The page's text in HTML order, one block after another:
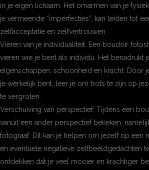
in je eigen lichaam. Het omarmen van je
je vermeende “imperfecties”, kan leiden tot
zelfacceptatie en zelfvertrouwen.
Vieren van je individualiteit: Een boudoir
vieren wie je bent als individu. Het benadrukt
eigenschappen, schoonheid en kracht. Door
je werkelijk bent, leer je om trots te zijn op
te vergroten.
Verschuiving van perspectief: Tijdens een
vanuit een ander perspectief bekeken,
fotograaf. Dit kan je helpen om jezelf op een
en eventuele negatieve zelfbeeldgedachten
ontdekken dat je veel mooier en krachtiger